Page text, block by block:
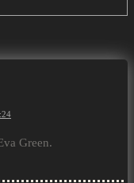
Green.